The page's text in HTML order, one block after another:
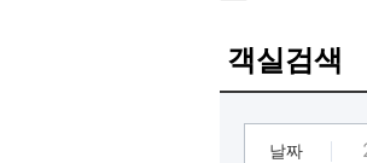
객실검색
날짜